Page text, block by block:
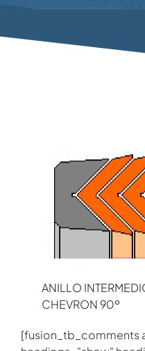
ANILLO
CHEVRON 90º
[fusion_tb_comments